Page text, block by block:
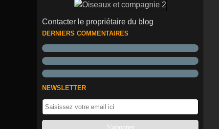
Contacter le propriétaire du blog
DERNIERS COMMENTAIRES
NEWSLETTER